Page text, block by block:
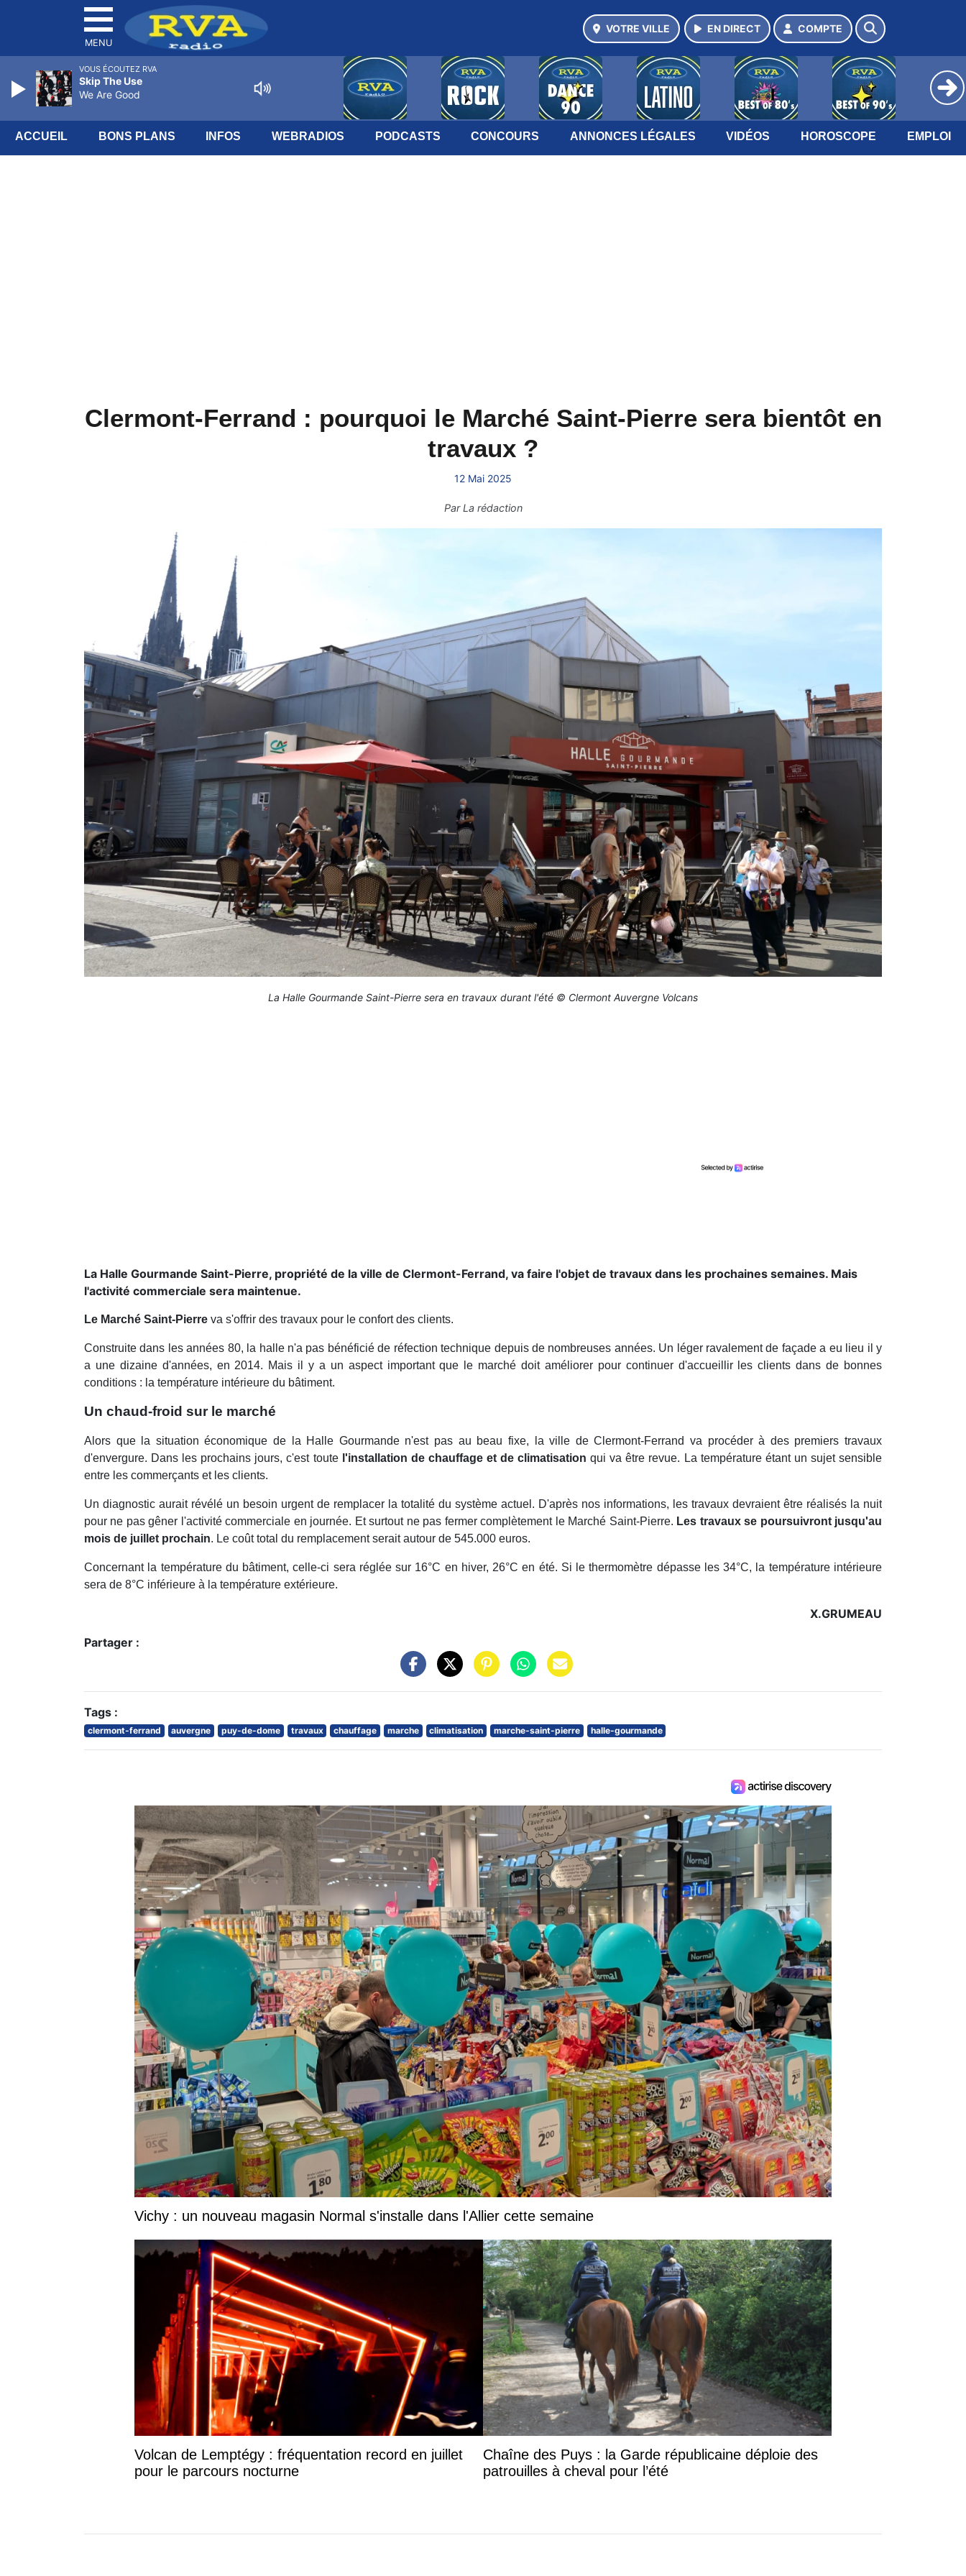
MENU
VOTRE VILLE EN DIRECT COMPTE
ACCUEIL BONS PLANS INFOS WEBRADIOS PODCASTS CONCOURS ANNONCES LÉGALES VIDÉOS HOROSCOPE EMPLOI
Clermont-Ferrand : pourquoi le Marché Saint-Pierre sera bientôt en
travaux ?
12 Mai 2025
ParLa rédaction
La Halle Gourmande Saint-Pierre sera en travaux durant l'été © Clermont Auvergne Volcans
La Halle Gourmande Saint-Pierre, propriété de la ville de Clermont-Ferrand, va faire l'objet de travaux dans les prochaines semaines. Mais
l'activité commerciale sera maintenue.
Le Marché Saint-Pierre va s'offrir des travaux pour le confort des clients.
Construite dans les années 80, la halle n'a pas bénéficié de réfection technique depuis de nombreuses années. Un léger ravalement de façade a eu lieu il y
a une dizaine d'années, en 2014. Mais il y a un aspect important que le marché doit améliorer pour continuer d'accueillir les clients dans de bonnes
conditions : la température intérieure du bâtiment.
Un chaud-froid sur le marché
Alors que la situation économique de la Halle Gourmande n'est pas au beau fixe, la ville de Clermont-Ferrand va procéder à des premiers travaux
d'envergure. Dans les prochains jours, c'est toute l'installation de chauffage et de climatisation qui va être revue. La température étant un sujet sensible
entre les commerçants et les clients.
Un diagnostic aurait révélé un besoin urgent de remplacer la totalité du système actuel. D'après nos informations, les travaux devraient être réalisés la nuit
pour ne pas gêner l'activité commerciale en journée. Et surtout ne pas fermer complètement le Marché Saint-Pierre. Les travaux se poursuivront jusqu'au
mois de juillet prochain. Le coût total du remplacement serait autour de 545.000 euros.
Concernant la température du bâtiment, celle-ci sera réglée sur 16°C en hiver, 26°C en été. Si le thermomètre dépasse les 34°C, la température intérieure
sera de 8°C inférieure à la température extérieure.
X.GRUMEAU
Partager :
Tags :
clermont-ferrand auvergne puy-de-dome travaux chauffage marche climatisation marche-saint-pierre halle-gourmande
Vichy : un nouveau magasin Normal s'installe dans l'Allier cette semaine
Volcan de Lemptégy : fréquentation record en juillet
pour le parcours nocturne
Chaîne des Puys : la Garde républicaine déploie des
patrouilles à cheval pour l’été
VOUS ÉCOUTEZ RVA
Skip The Use
We Are Good